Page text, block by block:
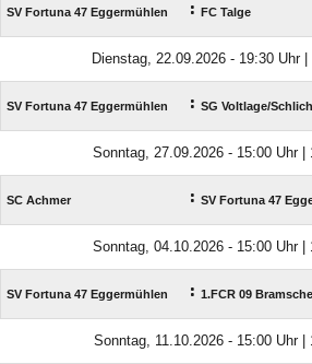
SV Fortuna 47 Eggermühlen : FC Talge
Dienstag, 22.09.2026 - 19:30 Uhr
SV Fortuna 47 Eggermühlen : SG Voltlage/​
Sonntag, 27.09.2026 - 15:00 Uhr |
SC Achmer : SV Fortuna 47
Sonntag, 04.10.2026 - 15:00 Uhr |
SV Fortuna 47 Eggermühlen : 1.FCR 09 Bramsche
Sonntag, 11.10.2026 - 15:00 Uhr |